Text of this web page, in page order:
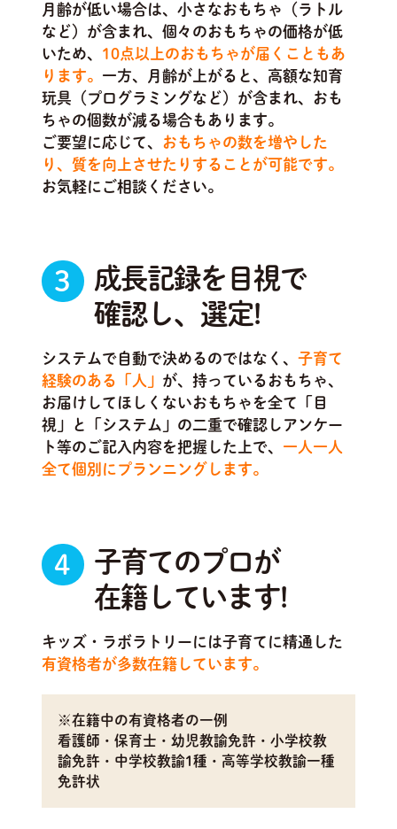
月齢が低い場合は、小さなおもちゃ（ラトル
など）が含まれ、個々のおもちゃの価格が低
いため、 10点以上のおもちゃが届くこともあ
ります。 一方、月齢が上がると、高額な知育
玩具（プログラミングなど）が含まれ、おも
ちゃの個数が減る場合もあります。
ご要望に応じて、 おもちゃの数を増やした
り、質を向上させたりすることが可能です。
お気軽にご相談ください。
3
成長記録を目視で
確認し、選定!
システムで自動で決めるのではなく、子育て
経験のある「人」 が、持っているおもちゃ、
お届けしてほしくないおもちゃを全て「目
視」と「システム」の二重で確認しアンケー
ト等のご記入内容を把握した上で、 一人一人
全て個別にプランニングします。
4
子育てのプロが
在籍しています!
キッズ・ラボラトリーには子育てに精通した
有資格者が多数在籍しています。
※在籍中の有資格者の一例
看護師・保育士・幼児教諭免許・小学校教
諭免許・中学校教諭1種・高等学校教諭一種
免許状